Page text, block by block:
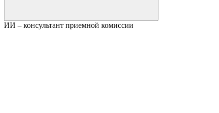
ИИ – консультант приемной комиссии